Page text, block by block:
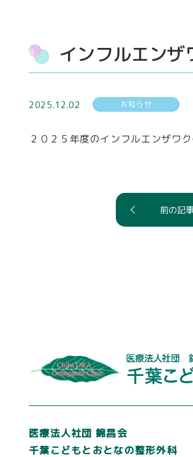
インフルエン
2025.12.02 お知らせ
２０２５年度のインフルエンザワ
前の記
医療法人社団 錦昌会
千葉こどもとおとなの整形外科